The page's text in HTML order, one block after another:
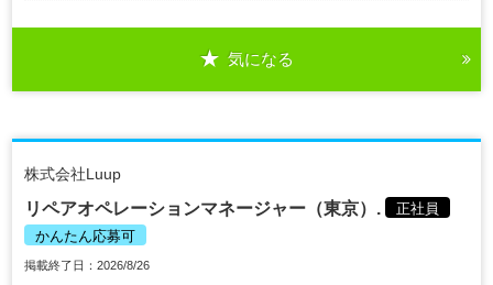
気になる
株式会社Luup
リペアオペレーションマネージャー（東京）.
正社員
かんたん応募可
掲載終了日：2026/8/26